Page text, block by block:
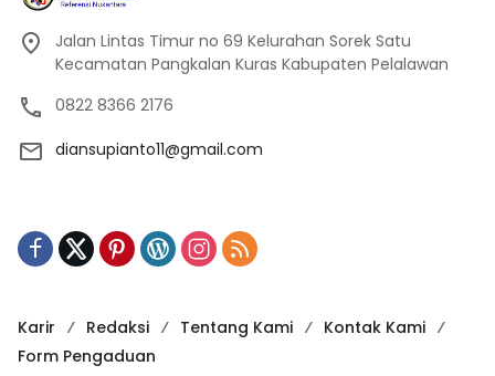
Jalan Lintas Timur no 69 Kelurahan Sorek Satu
Kecamatan Pangkalan Kuras Kabupaten Pelalawan
0822 8366 2176
diansupianto11@gmail.com
Karir Redaksi Tentang Kami
Kontak Kami
Form Pengaduan